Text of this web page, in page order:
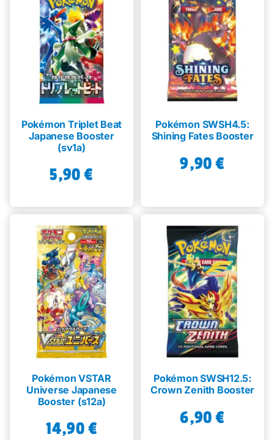
Pokémon Triplet Beat
Japanese Booster
(sv1a)
5,90€
Pokémon SWSH4.5:
Shining Fates Booster
9,90€
Pokémon VSTAR
Universe Japanese
Booster (s12a)
14,90€
Pokémon SWSH12.5:
Crown Zenith Booster
6,90€